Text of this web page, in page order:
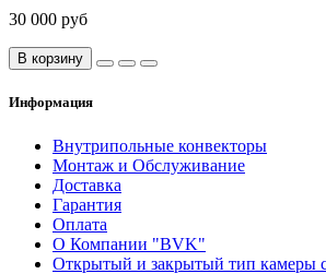
30 000 руб
В корзину
Информация
Внутрипольные конвекторы
Монтаж и Обслуживание
Доставка
Гарантия
Оплата
О Компании "BVK"
Открытый и закрытый тип камеры